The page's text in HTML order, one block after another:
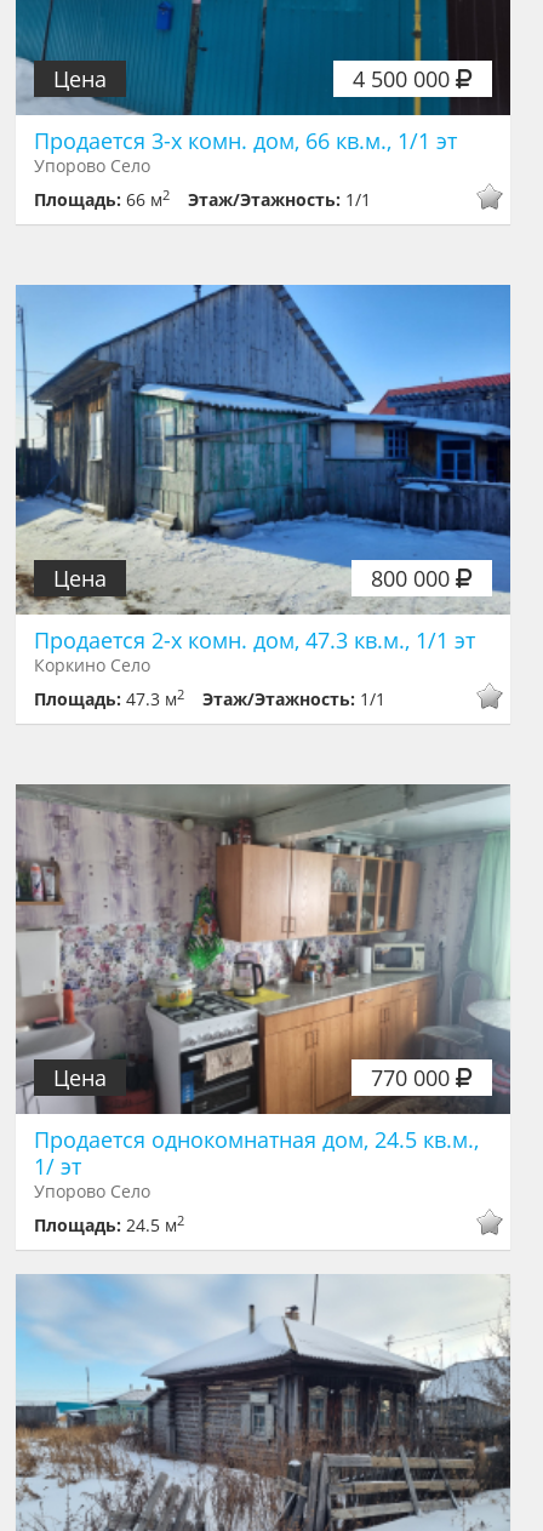
4 500 000
Цена
Продается 3-х комн. дом, 66 кв.м., 1/1 эт
Упорово Село
Площадь:66 м2 Этаж/Этажность: 1/1
800 000
Цена
Продается 2-х комн. дом, 47.3 кв.м., 1/1 эт
Коркино Село
Площадь:47.3 м2 Этаж/Этажность: 1/1
770 000
Цена
Продается однокомнатная дом, 24.5 кв.м.,
1/ эт
Упорово Село
Площадь:24.5 м2